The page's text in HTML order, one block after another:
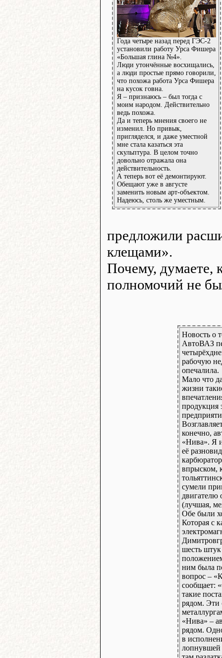
Года четыре назад перед ГЭС-2
установили работу Урса Фишера
«Большая глина №4».
Люди утончённые восхищались,
а люди простые прямо говорили,
что похожа работа Урса Фишера
на кусок говна.
Я – признаюсь – был тогда с
моим народом. Действительно
ведь похожа.
Да и теперь мнения своего не
изменил. Но привык,
пригляделся, и даже уместной
мне стала казаться эта
скульптура. В целом точно
довольно отражала она
действительность.
А теперь вот её демонтируют.
Обещают уже в августе
заменить новым арт-объектом.
Надеюсь, столь же уместным.
предложили
клещами».
Почему, думаете,
полномочий не
Новость о
АвтоВАЗ
рабочую
опечалила.
Мало что
жизни
продукция
конечно,
«Нива». Я
её
впрыском,
сумели
двигателю
(лучшая,
Обе были
Которая с
шесть штук
ним была
вопрос –
сообщает:
такие
рядом. Эти
«Нива» –
рядом.
в
лопнувшей